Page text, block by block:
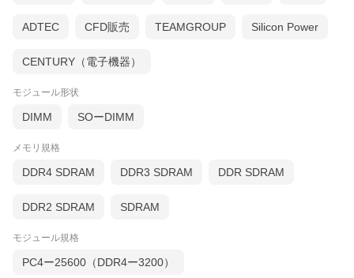
ADTEC CFD販売 TEAMGROUP Silicon Power
CENTURY（電子機器）
モジュール形状
DIMM SOーDIMM
メモリ規格
DDR4 SDRAM DDR3 SDRAM DDR SDRAM
DDR2 SDRAM SDRAM
モジュール規格
PC4ー25600（DDR4ー3200）